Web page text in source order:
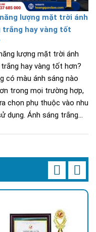
lượng mặt trời ánh
trắng hay vàng tốt
lượng mặt trời ánh
hay vàng tốt hơn?
có màu ánh sáng nào
trong mọi trường hợp,
chọn phụ thuộc vào nhu
dụng. Ánh sáng trắng...